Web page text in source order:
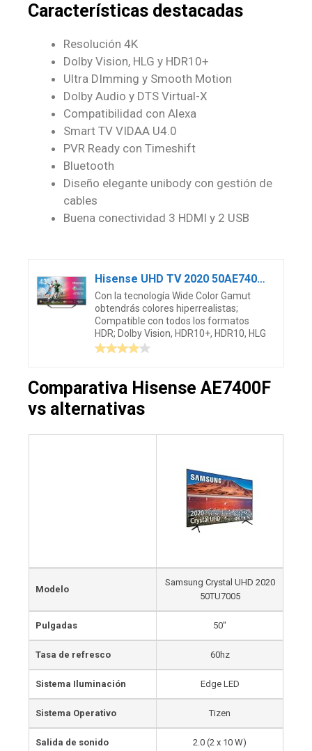
Características destacadas
Resolución 4K
Dolby Vision, HLG y HDR10+
Ultra DImming y Smooth Motion
Dolby Audio y DTS Virtual-X
Compatibilidad con Alexa
Smart TV VIDAA U4.0
PVR Ready con Timeshift
Bluetooth
Diseño elegante unibody con gestión de
cables
Buena conectividad 3 HDMI y 2 USB
Hisense UHD TV 2020 50AE7400F – Smart TV 50″ Resolución 4K, Dolby Vision, Wide Color Gamut, audio DTS Virtual-X, Ultra Dimming, Vidaa U 4.0, con Alexa integrada
Con la tecnología Wide Color Gamut
obtendrás colores hiperrealistas;
Compatible con todos los formatos
HDR; Dolby Vision, HDR10+, HDR10, HLG
Comparativa Hisense AE7400F
vs alternativas
Modelo
Samsung Crystal UHD 2020
50TU7005
Pulgadas 50″
Tasa de refresco 60hz
Sistema Iluminación Edge LED
Sistema Operativo Tizen
Salida de sonido 2.0 (2 x 10 W)